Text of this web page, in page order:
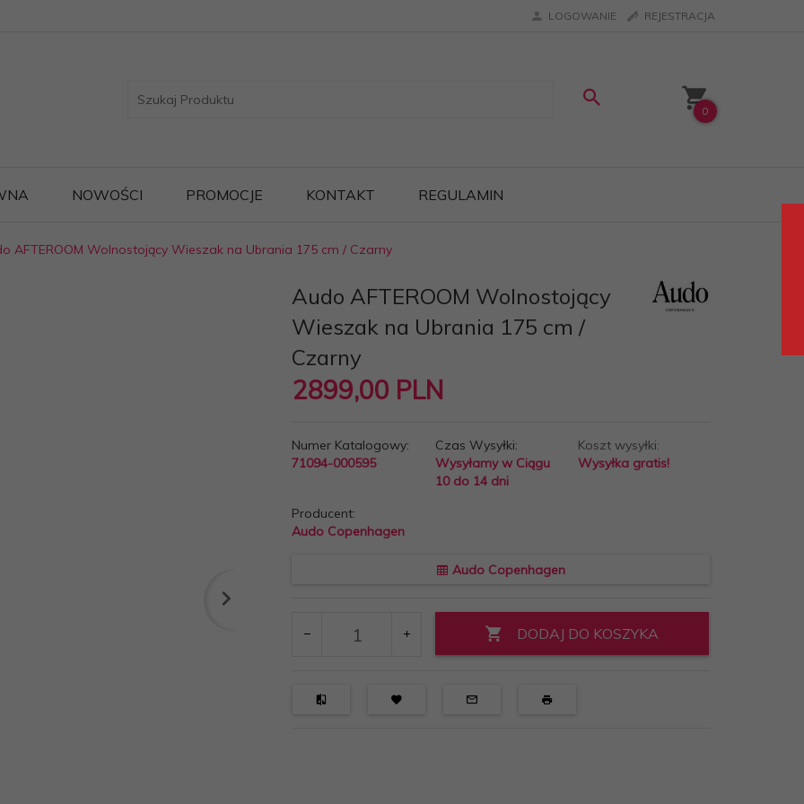
LOGOWANIE REJESTRACJA
0
NOWOŚCI PROMOCJE KONTAKT REGULAMIN
AFTEROOM Wolnostojący Wieszak na Ubrania 175 cm / Czarny
Audo AFTEROOM Wolnostojący
Wieszak na Ubrania 175 cm /
Czarny
2899,00 PLN
Numer Katalogowy:
71094-000595
Czas Wysyłki:
Wysyłamy w Ciągu
10 do 14 dni
Koszt wysyłki:
Wysyłka gratis!
Producent:
Audo Copenhagen
Audo Copenhagen
DODAJ DO KOSZYKA